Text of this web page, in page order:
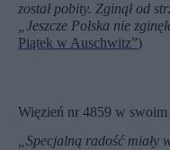
został pobity. Zginął od
„Jeszcze Polska nie
Piątek w Auschwitz”)
Więzień nr 4859 w swoim
Specjalną radość miały